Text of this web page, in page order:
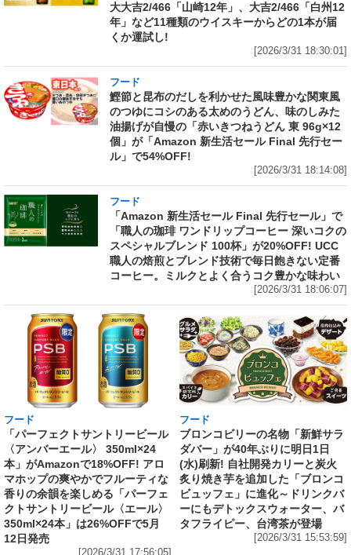
大大吉2/466「山崎12年」、大吉2/466「白州12
年」など11種類のウイスキーからどの1本が届
くか運試し!
[2026/3/31 18:30:01]
フード
鰹節と昆布のだしを利かせた風味豊かな関東風
のつゆにコシのある太めのうどん、味のしみた
油揚げが自慢の「赤いきつねうどん 東 96g×12
個」が「Amazon 新生活セール Final 先行セー
ル」で54%OFF!
[2026/3/31 18:14:08]
フード
「Amazon 新生活セール Final 先行セール」で
「職人の珈琲 ワンドリップコーヒー 深いコクの
スペシャルブレンド 100杯」が20%OFF! UCC
職人の焙煎とブレンド技術で毎日飽きない定番
コーヒー。ミルクとよく合うコク豊かな味わい
[2026/3/31 18:06:07]
フード
「パーフェクトサントリービール
〈アンバーエール〉 350ml×24
本」がAmazonで18%OFF! アロ
マホップの爽やかでフルーティな
香りの余韻を楽しめる「パーフェ
クトサントリービール〈エール〉
350ml×24本」は26%OFFで5月
12日発売
[2026/3/31 17:56:05]
フード
ブロンコビリーの名物「新鮮サラ
ダバー」が40年ぶりに明日1日
(水)刷新! 自社開発カリーと炭火
炙り焼き芋を追加した「ブロンコ
ビュッフェ」に進化～ドリンクバ
ーにもデトックスウォーター、バ
タフライピー、台湾茶が登場
[2026/3/31 15:53:59]